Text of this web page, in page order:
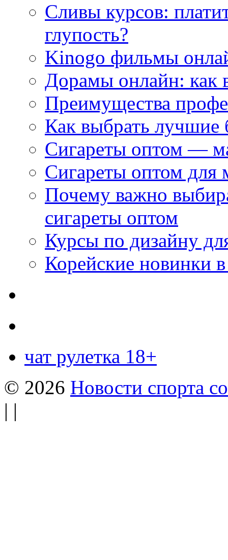
Сливы курсов:
глупость?
Kinogo фильмы
Дорамы онлайн: как
Преимущества
Как выбрать
Сигареты оптом —
Сигареты оптом для
Почему важно
сигареты оптом
Курсы по дизайну
Корейские новинки
чат рулетка 18+
© 2026 Новости спорта
| |